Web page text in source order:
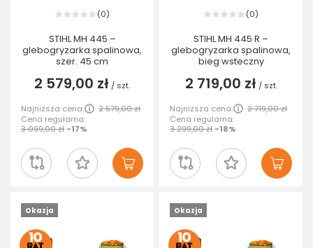
(0)
STIHL MH 445 –
glebogryzarka spalinowa,
szer. 45 cm
2 579,00 zł / szt.
Najniższa cena:
2 579,00 zł
Cena regularna:
3 099,00 zł -17%
(0)
STIHL MH 445 R –
glebogryzarka spalinowa,
bieg wsteczny
2 719,00 zł / szt.
Najniższa cena:
2 719,00 zł
Cena regularna:
3 299,00 zł -18%
Okazja Okazja